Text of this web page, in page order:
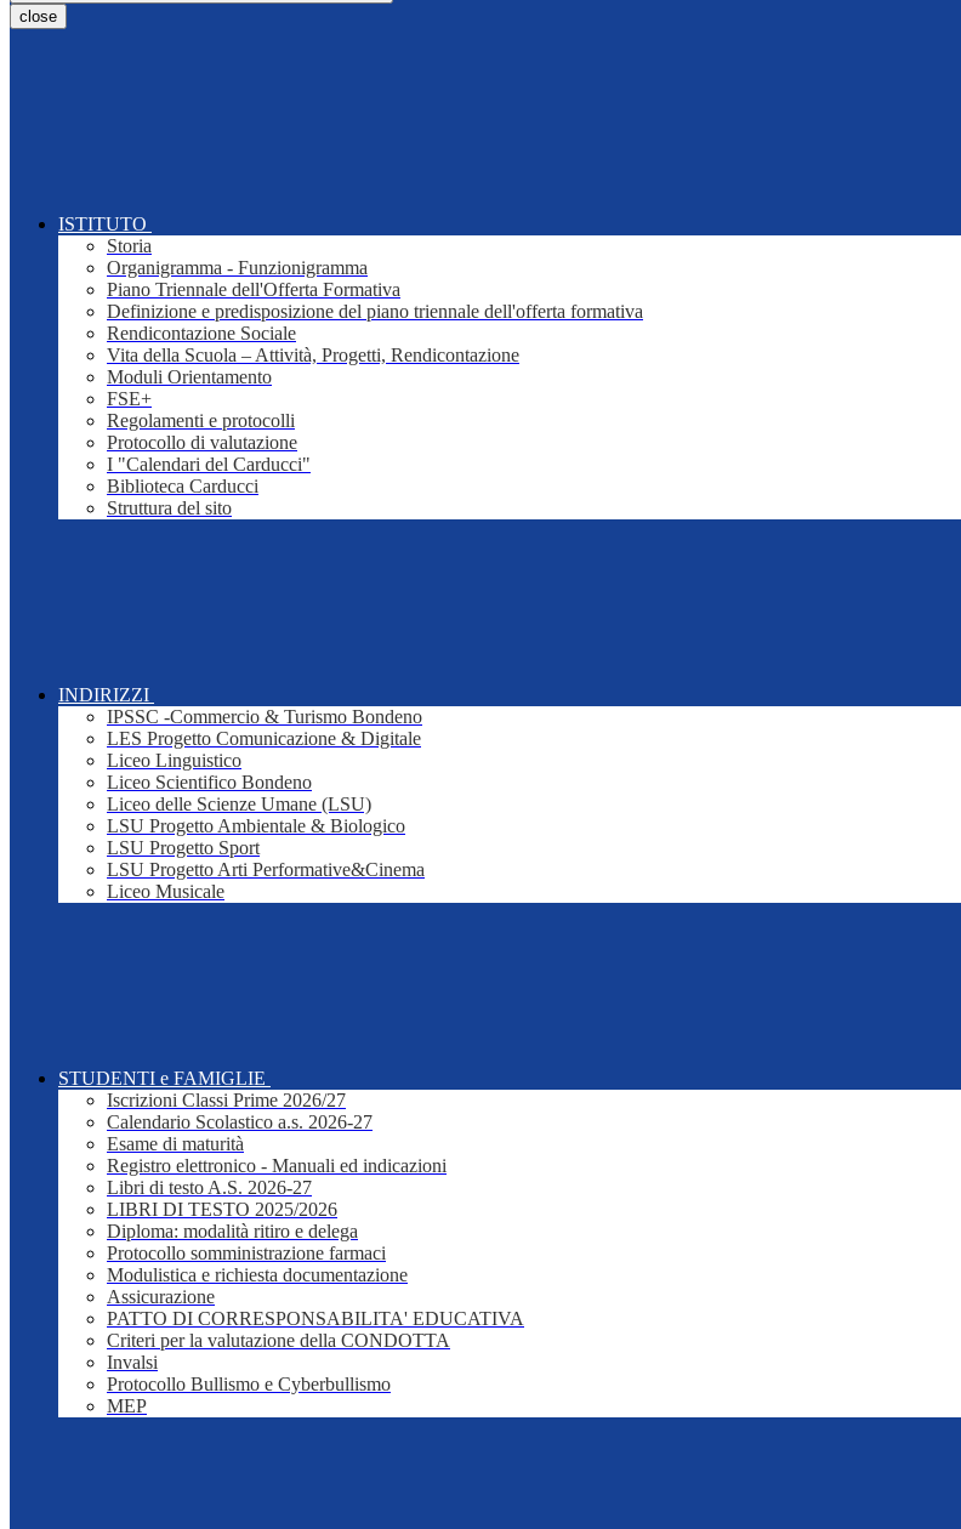
close
ISTITUTO
Storia
Organigramma - Funzionigramma
Piano Triennale dell'Offerta Formativa
Definizione e predisposizione del piano triennale dell'offerta formativa
Rendicontazione Sociale
Vita della Scuola – Attività, Progetti, Rendicontazione
Moduli Orientamento
FSE+
Regolamenti e protocolli
Protocollo di valutazione
I "Calendari del Carducci"
Biblioteca Carducci
Struttura del sito
INDIRIZZI
IPSSC -Commercio & Turismo Bondeno
LES Progetto Comunicazione & Digitale
Liceo Linguistico
Liceo Scientifico Bondeno
Liceo delle Scienze Umane (LSU)
LSU Progetto Ambientale & Biologico
LSU Progetto Sport
LSU Progetto Arti Performative&Cinema
Liceo Musicale
STUDENTI e FAMIGLIE
Iscrizioni Classi Prime 2026/27
Calendario Scolastico a.s. 2026-27
Esame di maturità
Registro elettronico - Manuali ed indicazioni
Libri di testo A.S. 2026-27
LIBRI DI TESTO 2025/2026
Diploma: modalità ritiro e delega
Protocollo somministrazione farmaci
Modulistica e richiesta documentazione
Assicurazione
PATTO DI CORRESPONSABILITA' EDUCATIVA
Criteri per la valutazione della CONDOTTA
Invalsi
Protocollo Bullismo e Cyberbullismo
MEP